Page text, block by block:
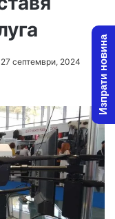
септември, 2024 Изпрати новина